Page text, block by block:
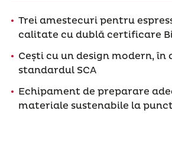
Trei amestecuri pentru
calitate cu dublă certificare
Cești cu un design modern,
standardul SCA
Echipament de preparare
materiale sustenabile la